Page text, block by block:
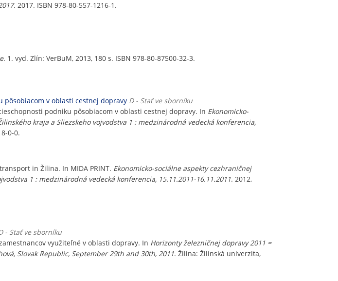
. 2017. ISBN 978-80-557-1216-1.
. 1. vyd. Zlín: VerBuM, 2013, 180 s. ISBN 978-80-87500-32-3.
pôsobiacom v oblasti cestnej dopravy D - Stať ve sborníku
podniku pôsobiacom v oblasti cestnej dopravy. In Ekonomicko-
kraja a Sliezskeho vojvodstva 1 : medzinárodná vedecká konferencia,
0-0.
in Žilina. In MIDA PRINT. Ekonomicko-sociálne aspekty cezhraničnej
1 : medzinárodná vedecká konferencia, 15.11.2011-16.11.2011. 2012,
- Stať ve sborníku
využiteľné v oblasti dopravy. In Horizonty železničnej dopravy 2011 =
Slovak Republic, September 29th and 30th, 2011. Žilina: Žilinská univerzita,